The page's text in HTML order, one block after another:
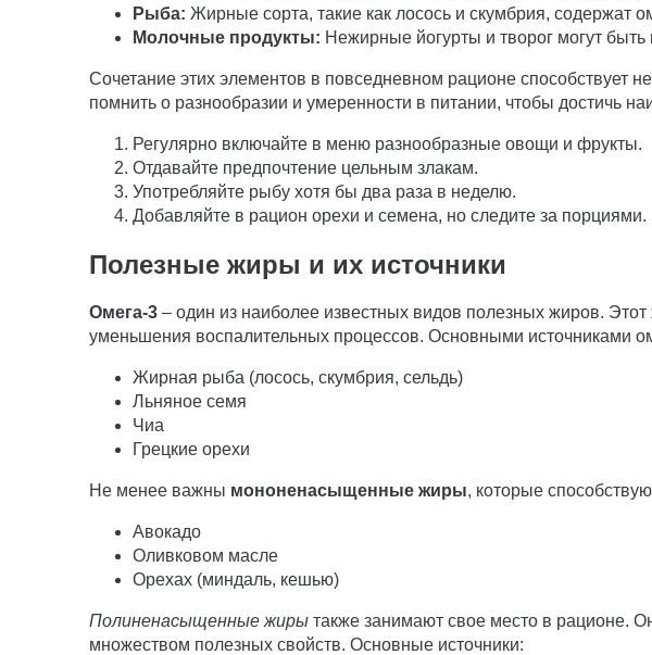
Рыба: Жирные сорта, такие как лосось и скумбрия, содержат
Молочные продукты: Нежирные йогурты и творог могут
Сочетание этих элементов в повседневном рационе
помнить о разнообразии и умеренности в питании, чтобы достичь
Регулярно включайте в меню разнообразные овощи и фрукты.
Отдавайте предпочтение цельным злакам.
Употребляйте рыбу хотя бы два раза в неделю.
Добавляйте в рацион орехи и семена, но следите за порциями.
Полезные жиры и их источники
Омега-3 – один из наиболее известных видов полезных жиров.
уменьшения воспалительных процессов. Основными источниками
Жирная рыба (лосось, скумбрия, сельдь)
Льняное семя
Чиа
Грецкие орехи
Не менее важны мононенасыщенные жиры, которые
Авокадо
Оливковом масле
Орехах (миндаль, кешью)
Полиненасыщенные жиры также занимают свое место в рационе.
множеством полезных свойств. Основные источники: